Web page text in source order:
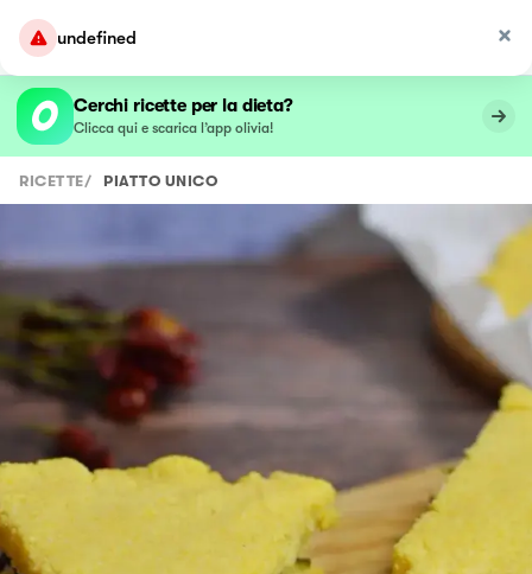
undefined
Cerchi ricette per la dieta?
Clicca qui e scarica l’app olivia!
RICETTE/ PIATTO UNICO